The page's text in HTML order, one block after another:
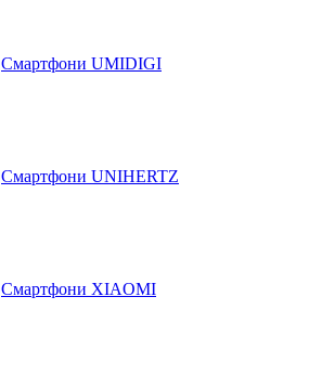
Смартфони UMIDIGI
Смартфони UNIHERTZ
Смартфони XIAOMI